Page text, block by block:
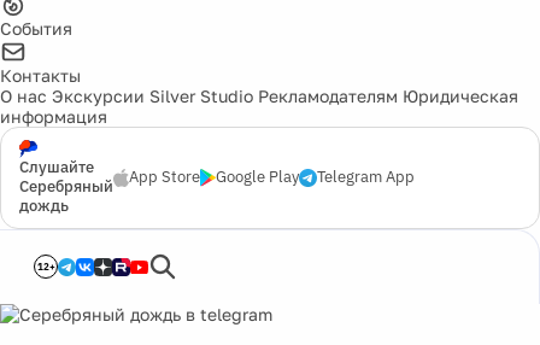
События
Контакты
О нас Экскурсии Silver Studio Рекламодателям Юридическая
информация
Слушайте
Серебряный
дождь
App Store Google Play Telegram App
12+